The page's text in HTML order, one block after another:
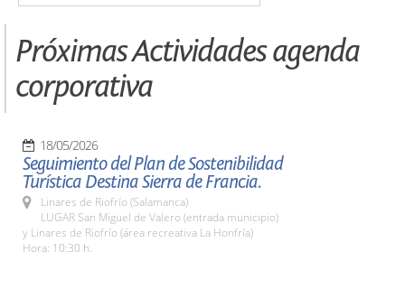
Próximas Actividades agenda
corporativa
18/05/2026
Seguimiento del Plan de Sostenibilidad
Turística Destina Sierra de Francia.
Linares de Riofrío (Salamanca)
LUGAR San Miguel de Valero (entrada municipio)
y Linares de Riofrío (área recreativa La Honfría)
Hora: 10:30 h.